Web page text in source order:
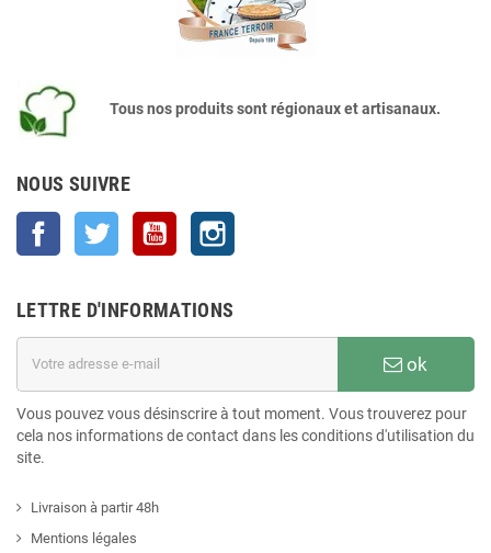
Tous nos produits sont régionaux et artisanaux.
NOUS SUIVRE
Facebook Twitter YouTube
LETTRE D'INFORMATIONS
ok
Vous pouvez vous désinscrire à tout moment. Vous trouverez pour
cela nos informations de contact dans les conditions d'utilisation du
site.
Livraison à partir 48h
Mentions légales